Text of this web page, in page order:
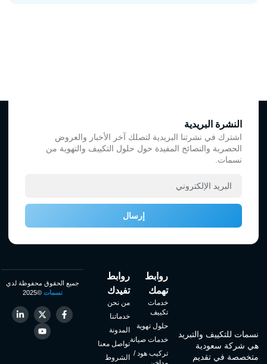
نسمات للتكييف والتبريد
هي شركة سعودية
متخصصة في تقديم
روابط
تهمك
خدمات
تكييف
حلول تهوية
خدمات صيانة
تركيب هود /
روابط
تفيدك
من نحن
خدماتنا
المدونة
تواصل معنا
الشروط
جميع الحقوق محفوظة لدي
نسمات©2025
النشرة البريدية
اشترك في نشرتنا البريدية لتصلك آخر الأخبار والعروض
الحصرية والنصائح المفيدة حول حلول التكييف والتهوية من
نسمات.
إرسال